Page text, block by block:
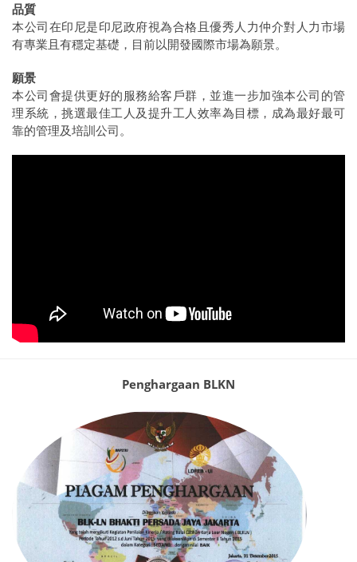
品質
本公司在印尼是印尼政府視為合格且優秀人力仲介對人力市場
有專業且有穩定基礎，目前以開發國際市場為願景。
願景
本公司會提供更好的服務給客戶群，並進一步加強本公司的管
理系統，挑選最佳工人及提升工人效率為目標，成為最好最可
靠的管理及培訓公司。
Penghargaan BLKN